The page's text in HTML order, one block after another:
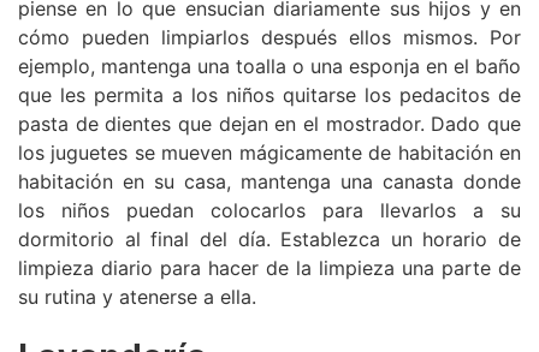
piense en lo que ensucian diariamente sus hijos y en
cómo pueden limpiarlos después ellos mismos. Por
ejemplo, mantenga una toalla o una esponja en el baño
que les permita a los niños quitarse los pedacitos de
pasta de dientes que dejan en el mostrador. Dado que
los juguetes se mueven mágicamente de habitación en
habitación en su casa, mantenga una canasta donde
los niños puedan colocarlos para llevarlos a su
dormitorio al final del día. Establezca un horario de
limpieza diario para hacer de la limpieza una parte de
su rutina y atenerse a ella.